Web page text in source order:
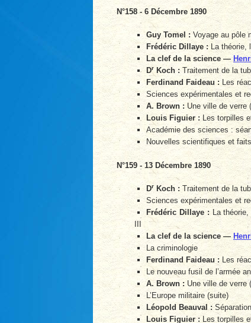
N°158 - 6 Décembre 1890
Guy Tomel :Voyage au pôle
Frédéric Dillaye :La théorie,
La clef de la science —
Dr Koch :Traitement de la
Ferdinand Faideau : Les
Sciences expérimentales et
A. Brown :Une ville de verre
Louis Figuier : Les torpilles
Académie des sciences :
Nouvelles scientifiques et
N°159 - 13 Décembre 1890
Dr Koch : Traitement de la
Sciences expérimentales et
Frédéric Dillaye :La théorie,
III
La clef de la science —
La criminologie
Ferdinand Faideau : Les
Le nouveau fusil de l’armée
A. Brown : Une ville de verre
L’Europe militaire (suite)
Léopold Beauval :
Louis Figuier :Les torpilles